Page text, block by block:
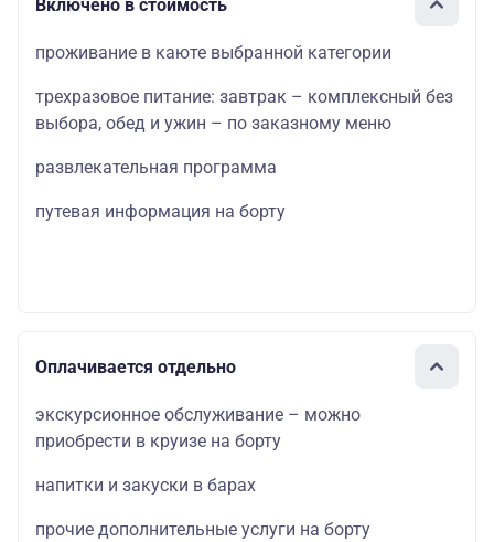
Включено в стоимость
проживание в каюте выбранной категории
трехразовое питание: завтрак – комплексный без
выбора, обед и ужин – по заказному меню
развлекательная программа
путевая информация на борту
Оплачивается отдельно
экскурсионное обслуживание – можно
приобрести в круизе на борту
напитки и закуски в барах
прочие дополнительные услуги на борту